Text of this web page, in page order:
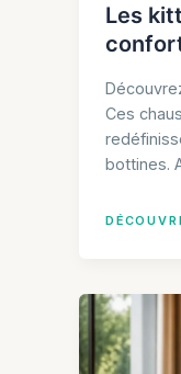
Les
Ces
bottines.